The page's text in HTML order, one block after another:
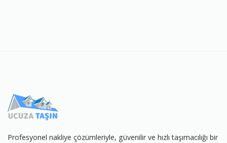
Profesyonel nakliye çözümleriyle, güvenilir ve hızlı taşımacılığı bir